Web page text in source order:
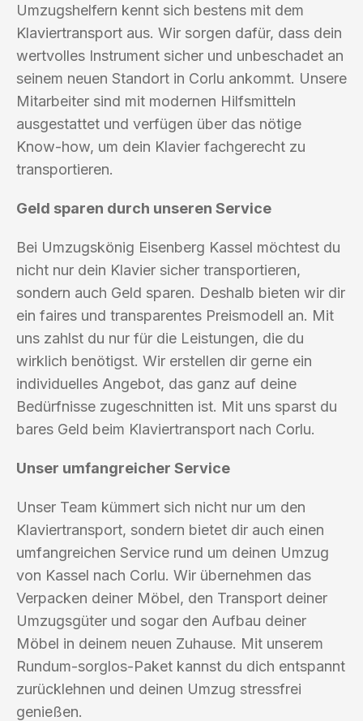
Umzugshelfern kennt sich bestens mit dem
Klaviertransport aus. Wir sorgen dafür, dass dein
wertvolles Instrument sicher und unbeschadet an
seinem neuen Standort in Corlu ankommt. Unsere
Mitarbeiter sind mit modernen Hilfsmitteln
ausgestattet und verfügen über das nötige
Know-how, um dein Klavier fachgerecht zu
transportieren.
Geld sparen durch unseren Service
Bei Umzugskönig Eisenberg Kassel möchtest du
nicht nur dein Klavier sicher transportieren,
sondern auch Geld sparen. Deshalb bieten wir dir
ein faires und transparentes Preismodell an. Mit
uns zahlst du nur für die Leistungen, die du
wirklich benötigst. Wir erstellen dir gerne ein
individuelles Angebot, das ganz auf deine
Bedürfnisse zugeschnitten ist. Mit uns sparst du
bares Geld beim Klaviertransport nach Corlu.
Unser umfangreicher Service
Unser Team kümmert sich nicht nur um den
Klaviertransport, sondern bietet dir auch einen
umfangreichen Service rund um deinen Umzug
von Kassel nach Corlu. Wir übernehmen das
Verpacken deiner Möbel, den Transport deiner
Umzugsgüter und sogar den Aufbau deiner
Möbel in deinem neuen Zuhause. Mit unserem
Rundum-sorglos-Paket kannst du dich entspannt
zurücklehnen und deinen Umzug stressfrei
genießen.